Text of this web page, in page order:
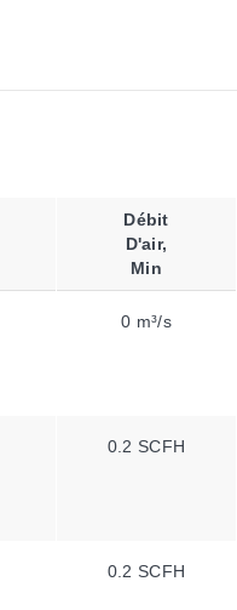
Débit
D'air,
Min
0 m³/s
0.2 SCFH
0.2 SCFH